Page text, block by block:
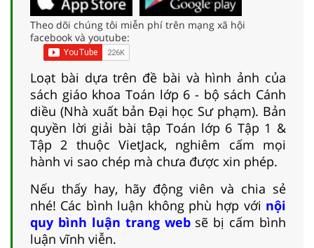
Theo dõi chúng tôi miễn phí trên mạng xã hội
facebook và youtube:
Loạt bài dựa trên đề bài và hình ảnh của
sách giáo khoa Toán lớp 6 - bộ sách Cánh
diều (Nhà xuất bản Đại học Sư phạm). Bản
quyền lời giải bài tập Toán lớp 6 Tập 1 &
Tập 2 thuộc VietJack, nghiêm cấm mọi
hành vi sao chép mà chưa được xin phép.
Nếu thấy hay, hãy động viên và chia sẻ
nhé! Các bình luận không phù hợp với nội
quy bình luận trang websẽ bị cấm bình
luận vĩnh viễn.